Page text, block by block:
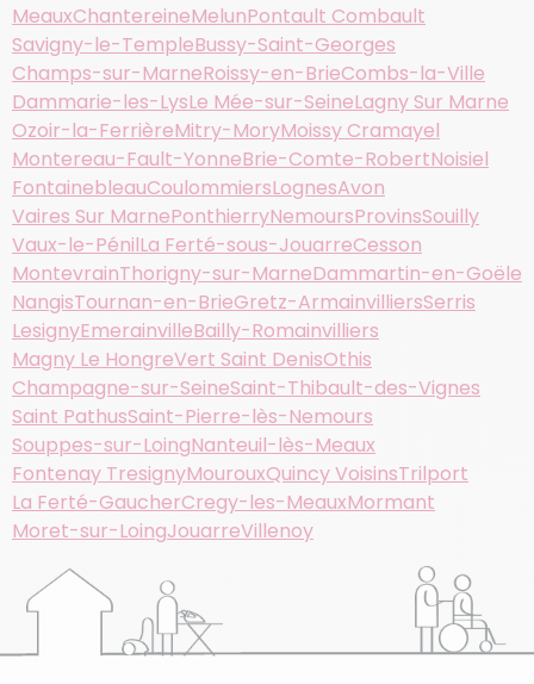
MeauxChantereineMelunPontault Combault
Savigny-le-TempleBussy-Saint-Georges
Champs-sur-MarneRoissy-en-BrieCombs-la-Ville
Dammarie-les-LysLe Mée-sur-SeineLagny Sur Marne
Ozoir-la-FerrièreMitry-MoryMoissy Cramayel
Montereau-Fault-YonneBrie-Comte-RobertNoisiel
FontainebleauCoulommiersLognesAvon
Vaires Sur MarnePonthierryNemoursProvinsSouilly
Vaux-le-PénilLa Ferté-sous-JouarreCesson
MontevrainThorigny-sur-MarneDammartin-en-Goële
NangisTournan-en-BrieGretz-ArmainvilliersSerris
LesignyEmerainvilleBailly-Romainvilliers
Magny Le HongreVert Saint DenisOthis
Champagne-sur-SeineSaint-Thibault-des-Vignes
Saint PathusSaint-Pierre-lès-Nemours
Souppes-sur-LoingNanteuil-lès-Meaux
Fontenay TresignyMourouxQuincy VoisinsTrilport
La Ferté-GaucherCregy-les-MeauxMormant
Moret-sur-LoingJouarreVillenoy